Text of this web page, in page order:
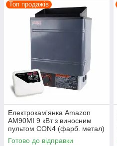
Топ продажів
Електрокам'янка Amazon
AM90MI 9 кВт з виносним
пультом CON4 (фарб. метал)
Готово до відправки